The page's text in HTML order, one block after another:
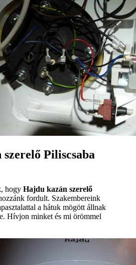
Piliscsaba
hogy Hajdu kazán szerelő
fordult. Szakembereink
a hátuk mögött állnak
Hívjon minket és mi örömmel